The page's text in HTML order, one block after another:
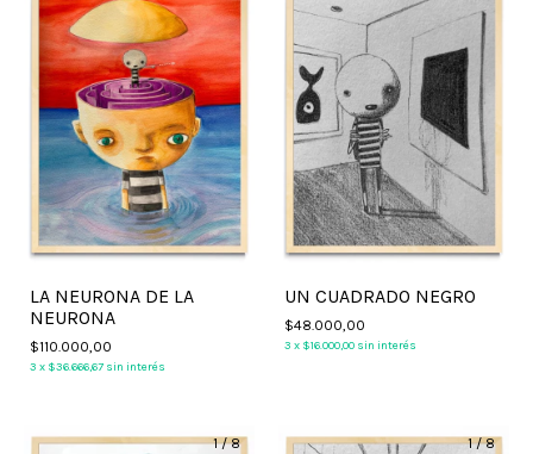
LA NEURONA DE LA
NEURONA
$110.000,00
3 x $36.666,67 sin interés
UN CUADRADO NEGRO
$48.000,00
3 x $16.000,00 sin interés
1/8 1/8